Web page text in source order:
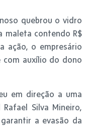
quebrou o vidro
maleta contendo R$
ação, o empresário
com auxílio do dono
em direção a uma
Silva Mineiro,
a evasão da